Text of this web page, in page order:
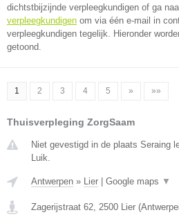
dichtstbijzijnde verpleegkundigen of ga
verpleegkundigen om via één e-mail in
verpleegkundigen tegelijk. Hieronder
getoond.
1 2 3 4 5 » »»
Thuisverpleging ZorgSaam
Niet gevestigd in de plaats Seraing
Luik.
Antwerpen » Lier Google maps ▼
Zagerijstraat 62, 2500 Lier (